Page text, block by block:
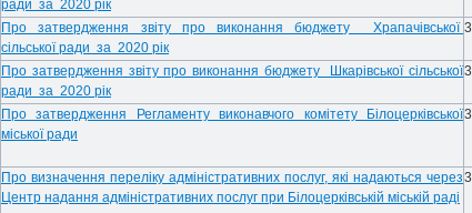
ради за 2020 рік
Про затвердження звіту про виконання бюджету Храпачівської
сільської ради за 2020 рік
Про затвердження звіту про виконання бюджету Шкарівської сільської
ради за 2020 рік
Про затвердження Регламенту виконавчого комітету Білоцерківської
міської ради
Про визначення переліку адміністративних послуг, які надаються через
Центр надання адміністративних послуг при Білоцерківській міській раді